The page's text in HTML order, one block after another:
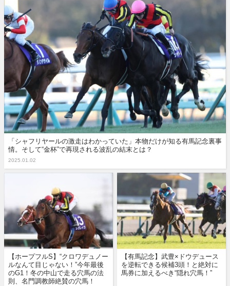
「シャフリヤールの激走はわかっていた」本物だけが知る有馬記念裏事
情。そして“金杯”で再現される波乱の結末とは？
2025.01.02
【ホープフルS】“クロワデュノー
ルなんて目じゃない！”今年最後
のG1！冬の中山で走る穴馬の法
則、名門調教師絶賛の穴馬！
【有馬記念】武豊×ドウデュース
を逆転できる候補3頭！と絶対に
馬券に加えるべき“隠れ穴馬！”